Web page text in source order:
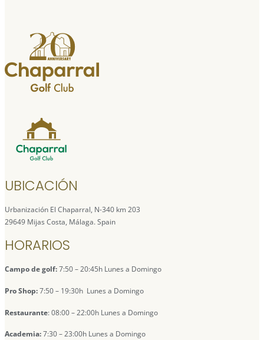
UBICACIÓN
Urbanización El Chaparral, N-340 km 203
29649 Mijas Costa, Málaga. Spain
HORARIOS
Campo de golf:7:50 – 20:45h Lunes a Domingo
Pro Shop:7:50 – 19:30h Lunes a Domingo
Restaurante: 08:00 – 22:00h Lunes a Domingo
Academia:7:30 – 23:00h Lunes a Domingo